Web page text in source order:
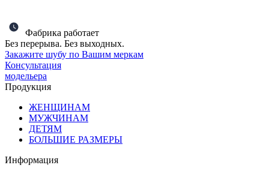
Фабрика работает
Без перерыва. Без выходных.
Закажите шубу по Вашим меркам
Консультация
модельера
Продукция
ЖЕНЩИНАМ
МУЖЧИНАМ
ДЕТЯМ
БОЛЬШИЕ РАЗМЕРЫ
Информация